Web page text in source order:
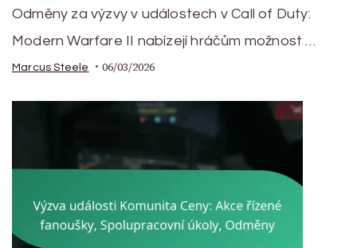
Odměny za výzvy v událostech v Call of Duty:
Modern Warfare II nabízejí hráčům možnost …
Marcus Steele 06/03/2026